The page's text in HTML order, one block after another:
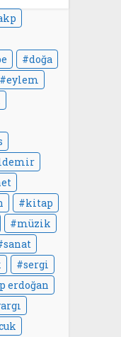
doğa
eylem
kitap
müzik
sanat
sergi
erdoğan